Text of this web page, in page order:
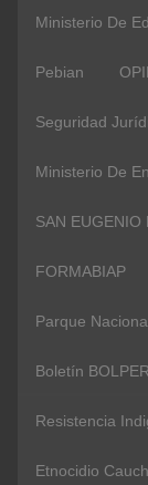
Ministerio De
Pebian
Seguridad
Ministerio De
SAN EUGENIO
FORMABIAP
Parque
Boletín BOLPER
Resistencia
Etnocidio